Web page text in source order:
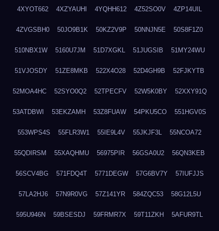
4XYOT662 4XZYAUHI 4YQHH612 4Z52SO0V 4ZP14UIL
4ZVGSBH0 50JO9B1K 50KZ2V9P 50NNJN5E 50S8F1Z0
510NBX1W 5160U7JM 51D7XGKL 51JUGSIB 51MY24WU
51VJOSDY 51ZE8MKB 522X4O28 52D4GH9B 52FJKYTB
52MOA4HC 52SYO0Q2 52TPECFV 52W5K0BY 52XXY91Q
53ATDBWI 53EKZAMH 53Z8FUAW 54PKU5CO 551HGV0S
553WPS4S 55FLR3W1 55IE9L4V 55JKJF3L 55NCOA72
55QDIRSM 55XAQHMU 56975PIR 56GSA0U2 56QN3KEB
56SCV4BG 571FDQ4T 5771DEGW 57G6BV7Y 57IUFJJS
57LA2HJ6 57N9R0VG 57Z141YR 584ZQC53 58G12L5U
595U946N 59BSESDJ 59FRMR7X 59T11ZKH 5AFUR9TL